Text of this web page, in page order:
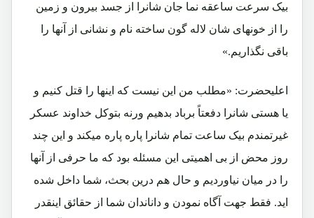
بیک سرعت ساعقه نما جان شانرا از جسد بیرون و زمین
را از خونهای شان لاله گون ساخته نام و نشانی از آنها را
باقی نگذاریم.»
اعلیحضرت: «مطلب من این نیست که اینها را قتل کنیم و
یا هستی شانرا دفعتاً برباد بدهیم ورنه بتوکل خداوند عسکر
غیرتمندم بیک ساعت تمام شانرا پاره پاره میکند و این چند
روز محض از بی اهمیتی این مسئله بود که ما حرفی از آنها
را در میان نیاوردیم و حال هم درین بحث، شما داخل شده
اید. فقط جهت آگاه نمودن و داناندان شما از حقائق اینقدر